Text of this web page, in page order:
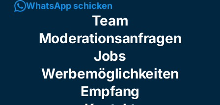
WhatsApp schicken
Team
Moderationsanfragen
Jobs
Werbemöglichkeiten
Empfang